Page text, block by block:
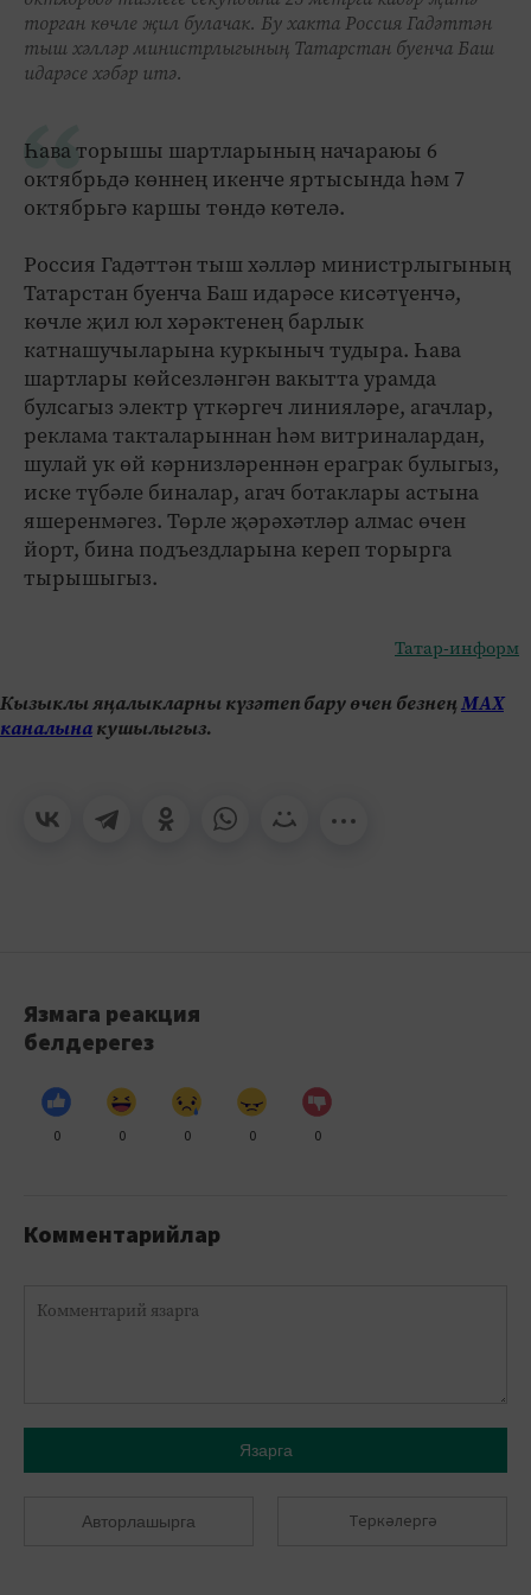
торган көчле җил булачак. Бу хакта Россия Гадәттән
тыш хәлләр министрлыгының Татарстан буенча Баш
идарәсе хәбәр итә.
Һава торышы шартларының начараюы 6
октябрьдә көннең икенче яртысында һәм 7
октябрьгә каршы төндә көтелә.
Россия Гадәттән тыш хәлләр министрлыгының
Татарстан буенча Баш идарәсе кисәтүенчә,
көчле җил юл хәрәктенең барлык
катнашучыларына куркыныч тудыра. Һава
шартлары көйсезләнгән вакытта урамда
булсагыз электр үткәргеч линияләре, агачлар,
реклама такталарыннан һәм витриналардан,
шулай ук өй кәрнизләреннән ераграк булыгыз,
иске түбәле биналар, агач ботаклары астына
яшеренмәгез. Төрле җәрәхәтләр алмас өчен
йорт, бина подъездларына кереп торырга
тырышыгыз.
Татар-информ
Кызыклы яңалыкларны күзәтеп бару өчен безнеңМАХ
каналынакушылыгыз.
Язмага реакция
белдерегез
0 0 0 0 0
Комментарийлар
Язарга
Авторлашырга Теркәлергә